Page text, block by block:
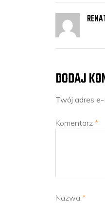
DODAJ
Twój adres
Komentarz *
Nazwa *